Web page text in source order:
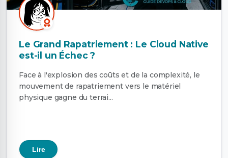
Le Grand Rapatriement : Le Cloud Native
est-il un Échec ?
Face à l'explosion des coûts et de la complexité, le
mouvement de rapatriement vers le matériel
physique gagne du terrai...
Lire